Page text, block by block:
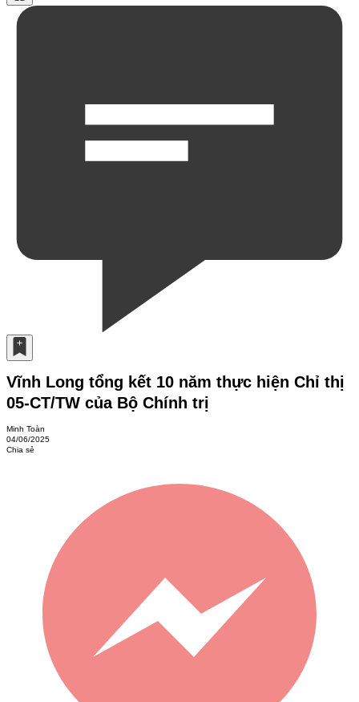
Vĩnh Long tổng kết 10 năm thực hiện Chỉ thị
05-CT/TW của Bộ Chính trị
Minh Toàn
04/06/2025
Chia sẻ